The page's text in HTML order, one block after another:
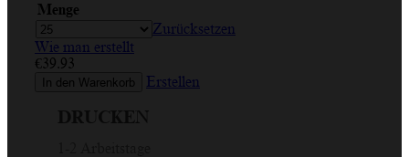
Menge
Zurücksetzen
Wie man erstellt
€39.93
In den Warenkorb Erstellen